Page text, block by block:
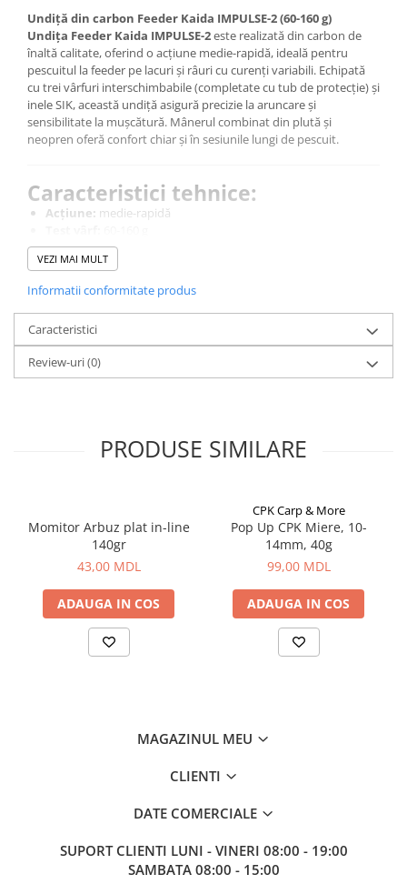
Accesorii
Aragazuri, incalzitoare
Corturi, Pavilioane
Frigidere
Lanterne
Mese
Saci de dormit, saltele, perne
Scaune
Umbrele
Vesela
Imbracaminte, incaltaminte
Imbracaminte
Incaltaminte
Pescuit la Fitofag
Undiță din carbon Feeder Kaida IMPULSE-2 (60-160 g)
Undița Feeder Kaida IMPULSE-2este realizată din carbon de
înaltă calitate, oferind o acțiune medie-rapidă, ideală pentru
pescuitul la feeder pe lacuri și râuri cu curenți variabili. Echipată
cu trei vârfuri interschimbabile (completate cu tub de protecție) și
inele SIK, această undiță asigură precizie la aruncare și
sensibilitate la mușcătură. Mânerul combinat din plută și
neopren oferă confort chiar și în sesiunile lungi de pescuit.
Caracteristici tehnice:
Acțiune: medie-rapidă
Număr vârfuri:
Material tijă:
Mâner:
combinat plută + neopren
Inele:SIK
Lungime totală:3,6 m
Lungime transport:
Greutate tijă:410 g
Distanță aruncare:
VEZI MAI MULT
Informatii conformitate produs
Caracteristici
Review-uri(0)
PRODUSE SIMILARE
Momitor Arbuz plat in-line
140gr
43,00 MDL
ADAUGA IN COS
CPK Carp & More
Pop Up CPK Miere, 10-
14mm, 40g
99,00 MDL
ADAUGA IN COS
MAGAZINUL MEU
CLIENTI
DATE COMERCIALE
SUPORT CLIENTI LUNI - VINERI 08:00 - 19:00
SAMBATA 08:00 - 15:00